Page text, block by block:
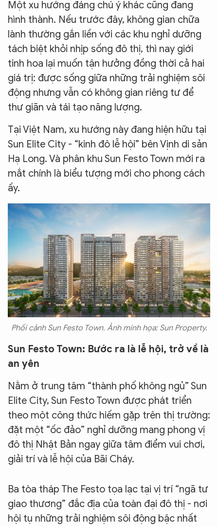
Một xu hướng đáng chú ý khác cũng đang
hình thành. Nếu trước đây, không gian chữa
lành thường gắn liền với các khu nghỉ dưỡng
tách biệt khỏi nhịp sống đô thị, thì nay giới
tinh hoa lại muốn tận hưởng đồng thời cả hai
giá trị: được sống giữa những trải nghiệm sôi
động nhưng vẫn có không gian riêng tư để
thư giãn và tái tạo năng lượng.
Tại Việt Nam, xu hướng này đang hiện hữu tại
Sun Elite City - “kinh đô lễ hội” bên Vịnh di sản
Hạ Long. Và phân khu Sun Festo Town mới ra
mắt chính là biểu tượng mới cho phong cách
ấy.
Phối cảnh Sun Festo Town. Ảnh minh họa: Sun Property.
Sun Festo Town: Bước ra là lễ hội, trở về là
an yên
Nằm ở trung tâm “thành phố không ngủ” Sun
Elite City, Sun Festo Town được phát triển
theo một công thức hiếm gặp trên thị trường:
đặt một “ốc đảo” nghỉ dưỡng mang phong vị
đô thị Nhật Bản ngay giữa tâm điểm vui chơi,
giải trí và lễ hội của Bãi Cháy.
Ba tòa tháp The Festo tọa lạc tại vị trí “ngã tư
giao thương” đắc địa của toàn đại đô thị - nơi
hội tụ những trải nghiệm sôi động bậc nhất